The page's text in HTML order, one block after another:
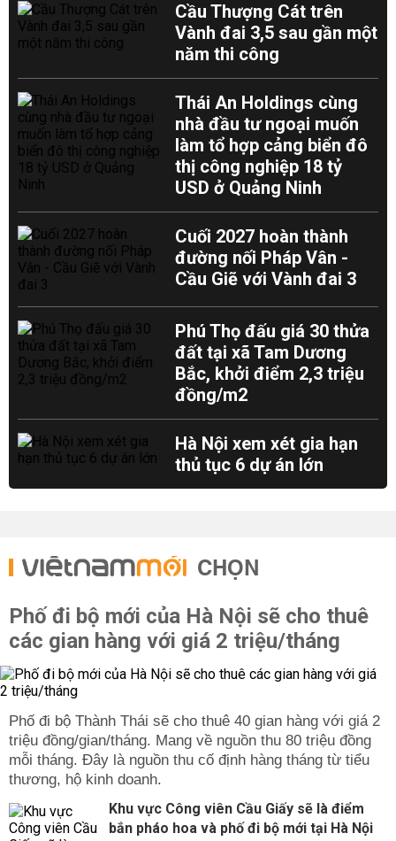
Cầu Thượng Cát trên
Vành đai 3,5 sau gần một
năm thi công
Thái An Holdings cùng
nhà đầu tư ngoại muốn
làm tổ hợp cảng biển đô
thị công nghiệp 18 tỷ
USD ở Quảng Ninh
Cuối 2027 hoàn thành
đường nối Pháp Vân -
Cầu Giẽ với Vành đai 3
Phú Thọ đấu giá 30 thửa
đất tại xã Tam Dương
Bắc, khởi điểm 2,3 triệu
đồng/m2
Hà Nội xem xét gia hạn
thủ tục 6 dự án lớn
CHỌN
Phố đi bộ mới của Hà Nội sẽ cho thuê
các gian hàng với giá 2 triệu/tháng
Phố đi bộ Thành Thái sẽ cho thuê 40 gian hàng với giá 2
triệu đồng/gian/tháng. Mang về nguồn thu 80 triệu đồng
mỗi tháng. Đây là nguồn thu cố định hàng tháng từ tiểu
thương, hộ kinh doanh.
Khu vực Công viên Cầu Giấy sẽ là điểm
bắn pháo hoa và phố đi bộ mới tại Hà Nội